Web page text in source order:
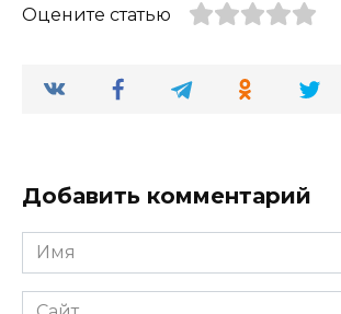
Оцените статью
Добавить комментарий
Имя
*
Сайт